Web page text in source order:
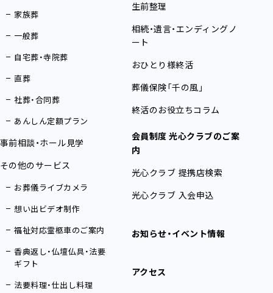
家族葬
一般葬
自宅葬・寺院葬
直葬
社葬・合同葬
あんしん定額プラン
事前相談・ホール見学
その他のサービス
お葬儀ライブカメラ
想い出ビデオ制作
福祉対応霊柩車のご案内
香典返し・仏壇仏具・法要
ギフト
法要料理・仕出し料理
生前整理
相続・遺言・エンディングノ
ート
おひとり様終活
葬儀保険「千の風」
終活のお役立ちコラム
会員制度 光心クラブのご案
内
光心クラブ 提携店検索
光心クラブ 入会申込
お知らせ・イベント情報
アクセス